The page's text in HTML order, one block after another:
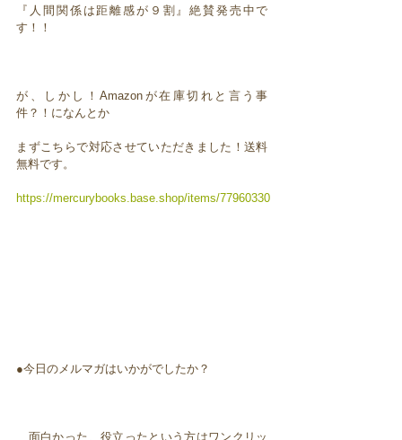
『人間関係は距離感が９割』絶賛発売中で
す！！
が、しかし！Amazonが在庫切れと言う事
件？！になんとか
まずこちらで対応させていただきました！送料
無料です。
https://mercurybooks.base.shop/items/77960330
●今日のメルマガはいかがでしたか？
面白かった、役立ったという方はワンクリッ